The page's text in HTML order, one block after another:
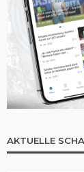
AKTUELLE